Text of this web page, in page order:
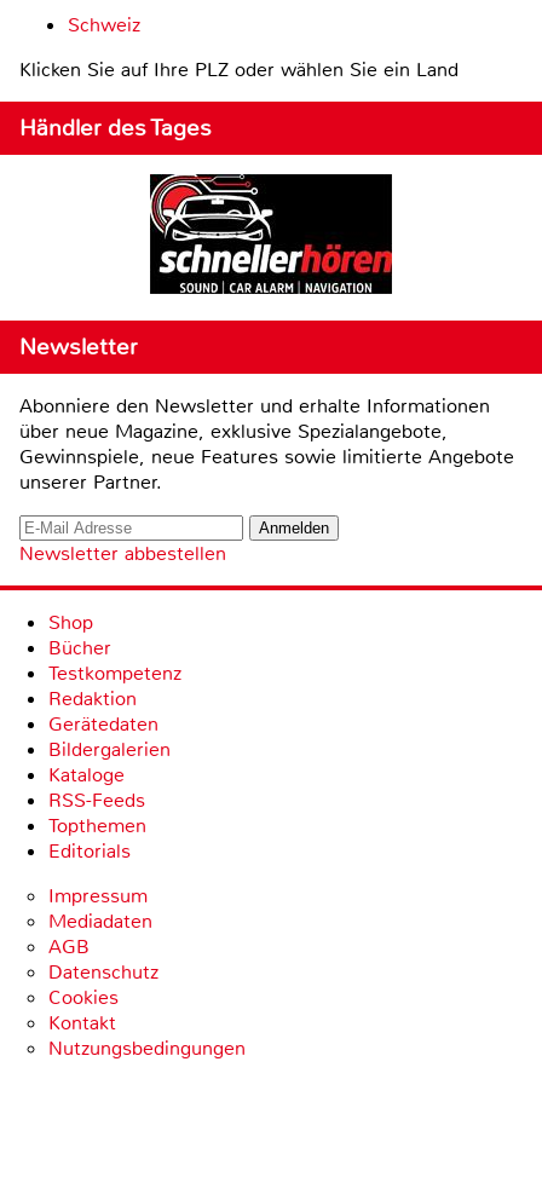
Schweiz
Klicken Sie auf Ihre PLZ oder wählen Sie ein Land
Händler des Tages
Newsletter
Abonniere den Newsletter und erhalte Informationen
über neue Magazine, exklusive Spezialangebote,
Gewinnspiele, neue Features sowie limitierte Angebote
unserer Partner.
Newsletter abbestellen
Shop
Bücher
Testkompetenz
Redaktion
Gerätedaten
Bildergalerien
Kataloge
RSS-Feeds
Topthemen
Editorials
Impressum
Mediadaten
AGB
Datenschutz
Cookies
Kontakt
Nutzungsbedingungen